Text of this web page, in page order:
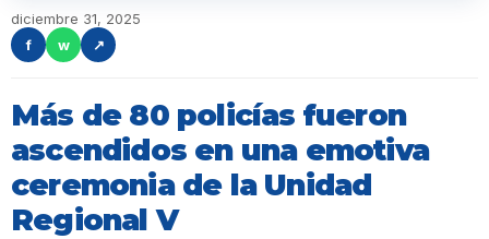
diciembre 31, 2025
f
w ↗
Más de 80 policías fueron
ascendidos en una emotiva
ceremonia de la Unidad
Regional V